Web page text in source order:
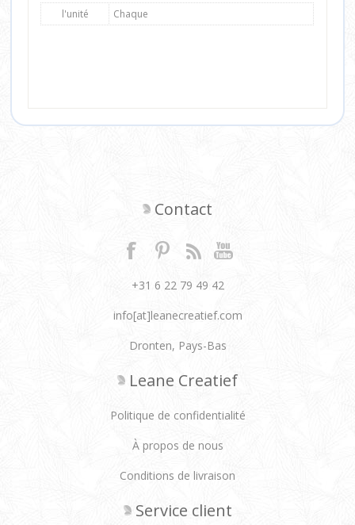
l'unité Chaque
Contact
+31 6 22 79 49 42
info[at]leanecreatief.com
Dronten, Pays-Bas
Leane Creatief
Politique de confidentialité
À propos de nous
Conditions de livraison
Service client